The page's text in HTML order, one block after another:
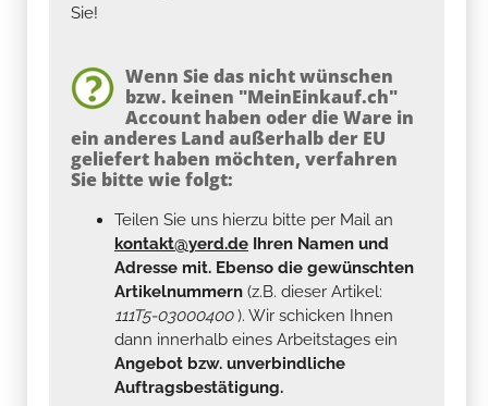
Sie!
Wenn Sie das nicht wünschen
bzw. keinen "MeinEinkauf.ch"
Account haben oder die Ware in
ein anderes Land außerhalb der EU
geliefert haben möchten, verfahren
Sie bitte wie folgt:
Teilen Sie uns hierzu bitte per Mail an
kontakt@yerd.de Ihren Namen und
Adresse mit. Ebenso die gewünschten
Artikelnummern (z.B. dieser Artikel:
111T5-03000400). Wir schicken Ihnen
dann innerhalb eines Arbeitstages ein
Angebot bzw. unverbindliche
Auftragsbestätigung.